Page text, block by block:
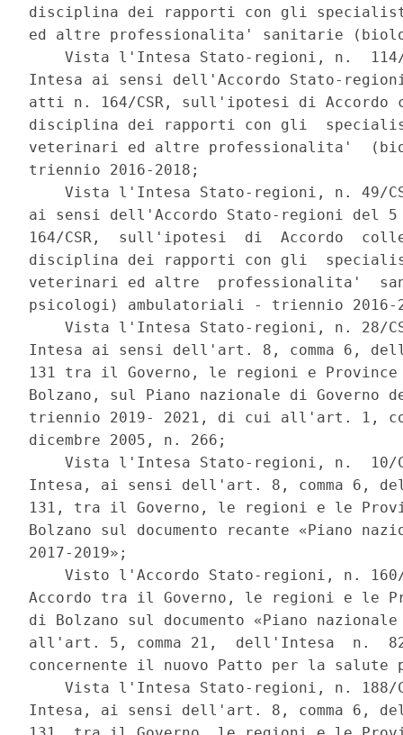
disciplina dei rapporti con gli
ed altre professionalita' sanitarie
Vista l'Intesa Stato-regioni, n.
Intesa ai sensi dell'Accordo Stato-
atti n. 164/CSR, sull'ipotesi di
disciplina dei rapporti con gli
veterinari ed altre professionalita'
triennio 2016-2018;
Vista l'Intesa Stato-regioni, n. 49/
ai sensi dell'Accordo Stato-regioni del
164/CSR,  sull'ipotesi  di  Accordo
disciplina dei rapporti con gli
veterinari ed altre  professionalita'
psicologi) ambulatoriali - triennio 2016-
Vista l'Intesa Stato-regioni, n. 28/
Intesa ai sensi dell'art. 8, comma 6,
131 tra il Governo, le regioni e
Bolzano, sul Piano nazionale di
triennio 2019- 2021, di cui all'art. 1,
dicembre 2005, n. 266;
Vista l'Intesa Stato-regioni, n.
Intesa, ai sensi dell'art. 8, comma 6,
131, tra il Governo, le regioni e le
Bolzano sul documento recante «Piano
2017-2019»;
Visto l'Accordo Stato-regioni, n.
Accordo tra il Governo, le regioni e le
di Bolzano sul documento «Piano
all'art. 5, comma 21,  dell'Intesa  n.
concernente il nuovo Patto per la salute
Vista l'Intesa Stato-regioni, n.
Intesa, ai sensi dell'art. 8, comma 6,